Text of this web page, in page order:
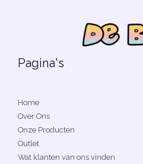
Pagina's
Home
Over Ons
Onze Producten
Outlet
Wat klanten van ons vinden